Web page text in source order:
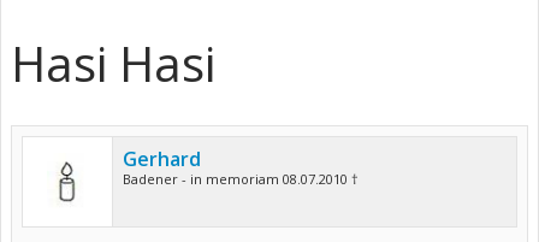
Hasi Hasi
Gerhard
Badener - in memoriam 08.07.2010 †